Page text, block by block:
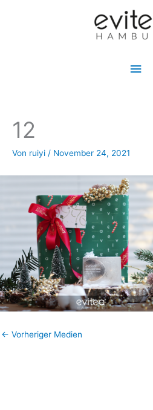
12
Von ruiyi / November 24, 2021
← Vorheriger Medien